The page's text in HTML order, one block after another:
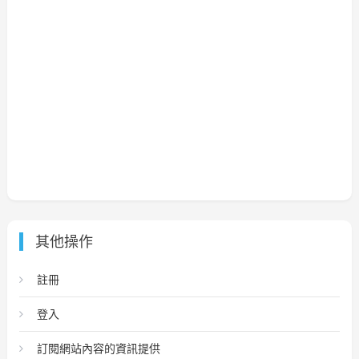
其他操作
註冊
登入
訂閱網站內容的資訊提供